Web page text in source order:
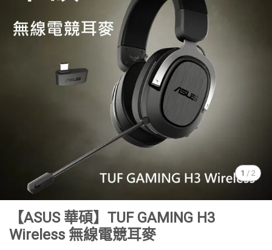
1 /2
【ASUS 華碩】TUF GAMING H3
Wireless 無線電競耳麥